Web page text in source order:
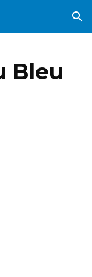
Skip to navigation
Bleu